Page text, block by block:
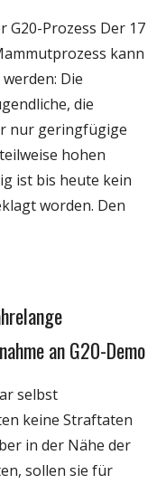
G20-Prozess Der 17
kann
Die
die
nur geringfügige
hohen
ist bis heute kein
worden. Den
an G20-Demo
selbst
keine Straftaten
in der Nähe der
sollen sie für